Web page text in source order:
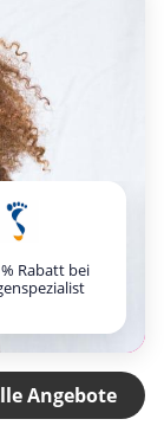
Rabatt bei
Angebote